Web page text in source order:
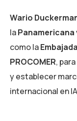
Wario
laPanamericana
como la
PROCOMER,
y establecer
internacional en